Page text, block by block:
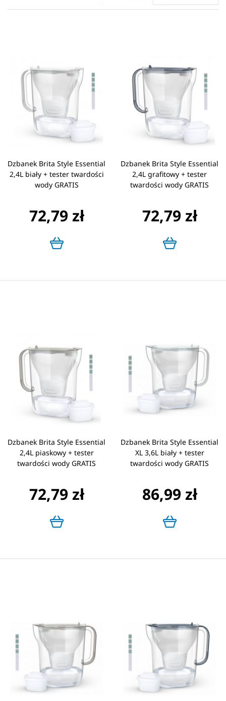
Dzbanek Brita Style Essential
2,4L biały + tester twardości
wody GRATIS
72,79 zł
Dzbanek Brita Style Essential
2,4L grafitowy + tester
twardości wody GRATIS
72,79 zł
Dzbanek Brita Style Essential
2,4L piaskowy + tester
twardości wody GRATIS
72,79 zł
Dzbanek Brita Style Essential
XL 3,6L biały + tester
twardości wody GRATIS
86,99 zł